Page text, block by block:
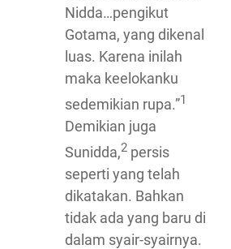
Nidda…pengikut
Gotama, yang dikenal
luas. Karena inilah
maka keelokanku
sedemikian rupa.”1
Demikian juga
Sunidda,2 persis
seperti yang telah
dikatakan. Bahkan
tidak ada yang baru di
dalam syair-syairnya.